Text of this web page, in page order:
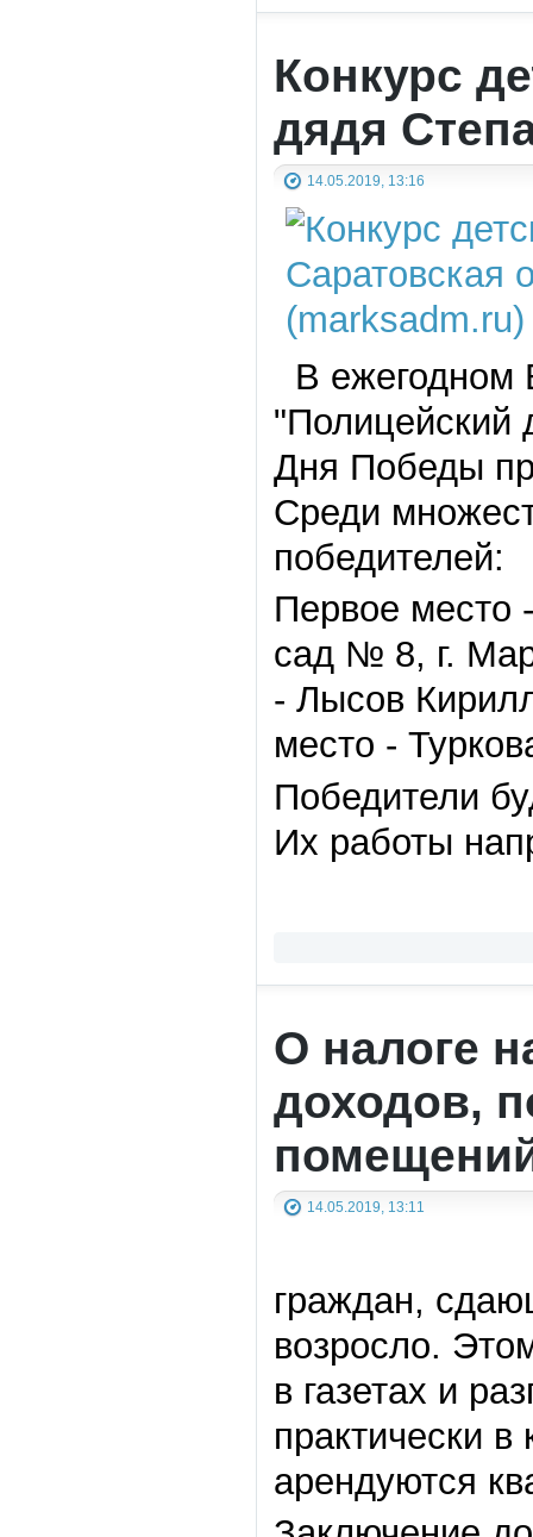
Конкурс
дядя
14.05.2019, 13:16
В ежегодном
"Полицейский
Дня Победы
Среди
победителей:
Первое место
сад № 8, г.
- Лысов
место -
Победители
Их работы
О налоге
доходов,
14.05.2019, 13:11
граждан,
возросло.
в газетах и
практически
арендуются